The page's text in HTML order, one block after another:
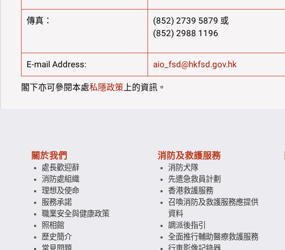
傳真：
(852) 2739 5879 或
(852) 2988 1196
E-mail Address: aio_fsd@hkfsd.gov.hk
閣下亦可參閱本處私隱政策上的資訊。
關於我們
處長歡迎辭
消防處組織
理想及使命
服務承諾
職業安全與健康政策
照相館
歷史簡介
消防及救護服務
消防犬隊
先遣急救員計劃
香港救護服務
召喚消防及救護服務應提供
資料
調派後指引
全面推行輔助醫療救護服務